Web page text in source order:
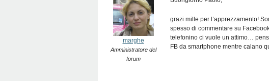
marghe
Amministratore del
forum
grazi mille per l’apprezzamento!
spesso di commentare su
telefonino ci vuole un attimo…
FB da smartphone mentre calano